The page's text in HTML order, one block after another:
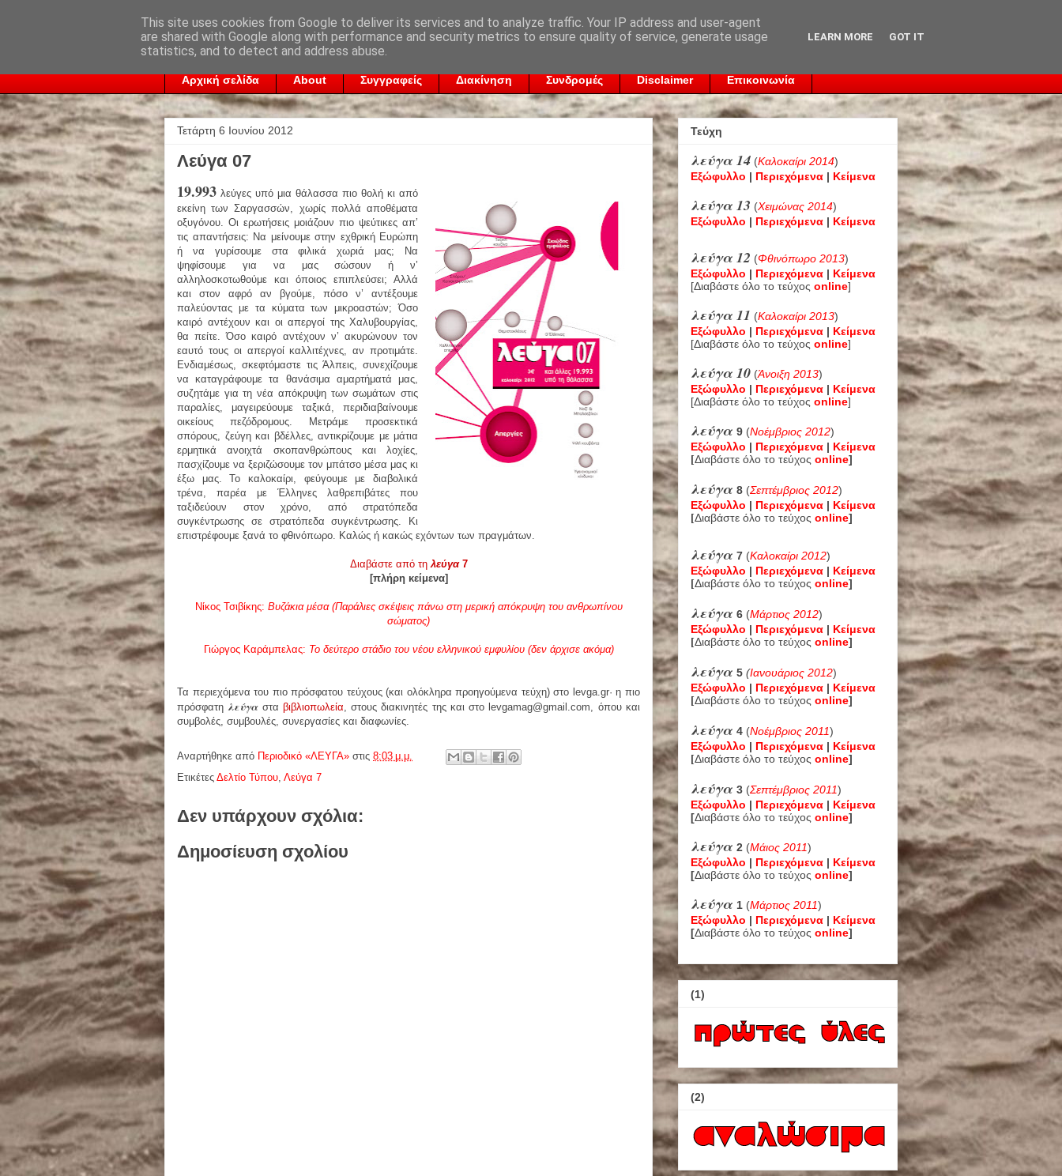
Αρχική σελίδα About Συγγραφείς Διακίνηση Συνδρομές Disclaimer Επικοινωνία
Τετάρτη 6 Ιουνίου 2012
Λεύγα 07
19.993 λεύγες υπό μια θάλασσα πιο θολή κι από
εκείνη των Σαργασσών, χωρίς πολλά αποθέματα
οξυγόνου. Οι ερωτήσεις μοιάζουν πιο ψεύτικες απ’
τις απαντήσεις: Να μείνουμε στην εχθρική Ευρώπη
ή να γυρίσουμε στα φιλικά χωριά μας; Να
ψηφίσουμε για να μας σώσουν ή ν’
αλληλοσκοτωθούμε και όποιος επιπλεύσει; Αλλά
και στον αφρό αν βγούμε, πόσο ν’ αντέξουμε
παλεύοντας με τα κύματα των μικροαστών; Όσο
καιρό αντέχουν και οι απεργοί της Χαλυβουργίας,
θα πείτε. Όσο καιρό αντέχουν ν’ ακυρώνουν τον
εαυτό τους οι απεργοί καλλιτέχνες, αν προτιμάτε.
Ενδιαμέσως, σκεφτόμαστε τις Άλπεις, συνεχίζουμε
να καταγράφουμε τα θανάσιμα αμαρτήματά μας,
συζητάμε για τη νέα απόκρυψη των σωμάτων στις
παραλίες, μαγειρεύουμε ταξικά, περιδιαβαίνουμε
οικείους πεζόδρομους. Μετράμε προσεκτικά
σπόρους, ζεύγη και βδέλλες, αντικρίζουμε με μάτια
ερμητικά ανοιχτά σκοπανθρώπους και λοχίες,
πασχίζουμε να ξεριζώσουμε τον μπάτσο μέσα μας κι
έξω μας. Το καλοκαίρι, φεύγουμε με διαβολικά
τρένα, παρέα με Έλληνες λαθρεπιβάτες που
ταξιδεύουν στον χρόνο, από στρατόπεδα
συγκέντρωσης σε στρατόπεδα συγκέντρωσης. Κι
επιστρέφουμε ξανά το φθινόπωρο. Καλώς ή κακώς εχόντων των πραγμάτων.
Διαβάστε από τη λεύγα7
[πλήρη κείμενα]
Νίκος Τσιβίκης: Βυζάκια μέσα (Παράλιες σκέψεις πάνω στη μερική απόκρυψη του ανθρωπίνου
σώματος)
Γιώργος Καράμπελας: Το δεύτερο στάδιο του νέου ελληνικού εμφυλίου (δεν άρχισε ακόμα)
Τα περιεχόμενα του πιο πρόσφατου τεύχους (και ολόκληρα προηγούμενα τεύχη) στο levga.gr· η πιο
πρόσφατη λεύγα στα βιβλιοπωλεία , στους διακινητές της και στο levgamag@gmail.com, όπου και
συμβολές, συμβουλές, συνεργασίες και διαφωνίες.
Αναρτήθηκε από Περιοδικό «ΛΕΥΓΑ» στις 8:03 μ.μ.
Ετικέτες Δελτίο Τύπου Λεύγα 7
Δεν υπάρχουν σχόλια:
Δημοσίευση σχολίου
Τεύχη
λεύγα 14 (Καλοκαίρι 2014)
Εξώφυλλο | Περιεχόμενα | Κείμενα
λεύγα 13 (Χειμώνας 2014)
Εξώφυλλο | Περιεχόμενα | Κείμενα
λεύγα 12 (Φθινόπωρο 2013)
Εξώφυλλο | Περιεχόμενα | Κείμενα
[Διαβάστε όλο το τεύχος online]
λεύγα 11 (Καλοκαίρι 2013)
Εξώφυλλο | Περιεχόμενα | Κείμενα
[Διαβάστε όλο το τεύχος online]
λεύγα 10 (Άνοιξη 2013)
Εξώφυλλο | Περιεχόμενα | Κείμενα
[Διαβάστε όλο το τεύχος online]
λεύγα 9 (Νοέμβριος 2012)
Εξώφυλλο | Περιεχόμενα | Κείμενα
[Διαβάστε όλο το τεύχος online]
λεύγα 8 (Σεπτέμβριος 2012)
Εξώφυλλο | Περιεχόμενα | Κείμενα
[Διαβάστε όλο το τεύχος online]
λεύγα 7 (Καλοκαίρι 2012)
Εξώφυλλο | Περιεχόμενα | Κείμενα
[Διαβάστε όλο το τεύχος online]
λεύγα 6 (Μάρτιος 2012)
Εξώφυλλο | Περιεχόμενα | Κείμενα
[Διαβάστε όλο το τεύχος online]
λεύγα 5 (Ιανουάριος 2012)
Εξώφυλλο | Περιεχόμενα | Κείμενα
[Διαβάστε όλο το τεύχος online]
λεύγα 4 (Νοέμβριος 2011)
Εξώφυλλο | Περιεχόμενα | Κείμενα
[Διαβάστε όλο το τεύχος online]
λεύγα 3 (Σεπτέμβριος 2011)
Εξώφυλλο | Περιεχόμενα | Κείμενα
[Διαβάστε όλο το τεύχος online]
λεύγα 2 (Μάιος 2011)
Εξώφυλλο | Περιεχόμενα | Κείμενα
[Διαβάστε όλο το τεύχος online]
λεύγα 1 (Μάρτιος 2011)
Εξώφυλλο | Περιεχόμενα | Κείμενα
[Διαβάστε όλο το τεύχος online]
(1)
(2)
This site uses cookies from Google to deliver its services and to analyze traffic. Your IP address and user-agent
are shared with Google along with performance and security metrics to ensure quality of service, generate usage
statistics, and to detect and address abuse.
LEARN MORE GOT IT